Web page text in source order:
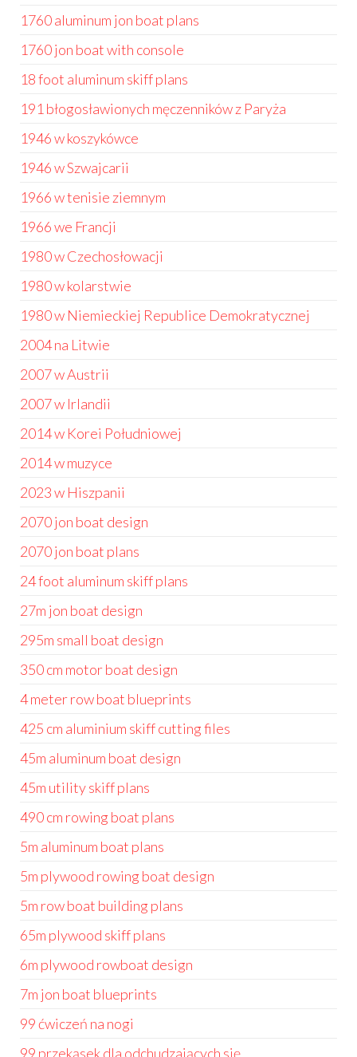
1760 aluminum jon boat plans
1760 jon boat with console
18 foot aluminum skiff plans
191 błogosławionych męczenników z Paryża
1946 w koszykówce
1946 w Szwajcarii
1966 w tenisie ziemnym
1966 we Francji
1980 w Czechosłowacji
1980 w kolarstwie
1980 w Niemieckiej Republice Demokratycznej
2004 na Litwie
2007 w Austrii
2007 w Irlandii
2014 w Korei Południowej
2014 w muzyce
2023 w Hiszpanii
2070 jon boat design
2070 jon boat plans
24 foot aluminum skiff plans
27m jon boat design
295m small boat design
350 cm motor boat design
4 meter row boat blueprints
425 cm aluminium skiff cutting files
45m aluminum boat design
45m utility skiff plans
490 cm rowing boat plans
5m aluminum boat plans
5m plywood rowing boat design
5m row boat building plans
65m plywood skiff plans
6m plywood rowboat design
7m jon boat blueprints
99 ćwiczeń na nogi
99 przekąsek dla odchudzających się